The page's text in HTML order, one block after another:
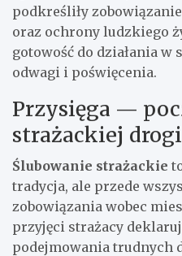
podkreśliły
oraz ochrony ludzkiego
gotowość do działania w
odwagi i poświęcenia.
Przysięga —
strażackiej drogi
Ślubowanie strażackie
tradycja, ale przede
zobowiązania wobec
przyjęci strażacy
podejmowania trudnych